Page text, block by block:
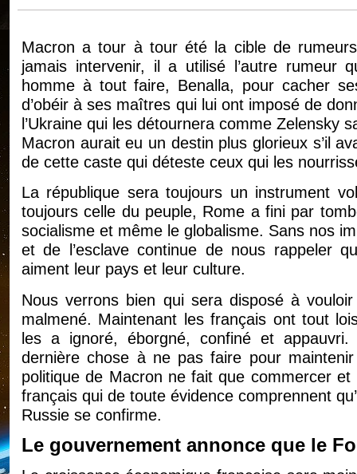
Macron a tour à tour été la cible de
jamais intervenir, il a utilisé l’autre rumeur
homme à tout faire, Benalla, pour cacher
d’obéir à ses maîtres qui lui ont imposé de
l’Ukraine qui les détournera comme Zelensky
Macron aurait eu un destin plus glorieux s’il
de cette caste qui déteste ceux qui les
La république sera toujours un instrument
toujours celle du peuple, Rome a fini par
socialisme et même le globalisme. Sans nos
et de l’esclave continue de nous rappeler
aiment leur pays et leur culture.
Nous verrons bien qui sera disposé à
malmené. Maintenant les français ont tout
les a ignoré, éborgné, confiné et
dernière chose à ne pas faire pour maintenir
politique de Macron ne fait que commercer
français qui de toute évidence comprennent
Russie se confirme.
Le gouvernement annonce que le